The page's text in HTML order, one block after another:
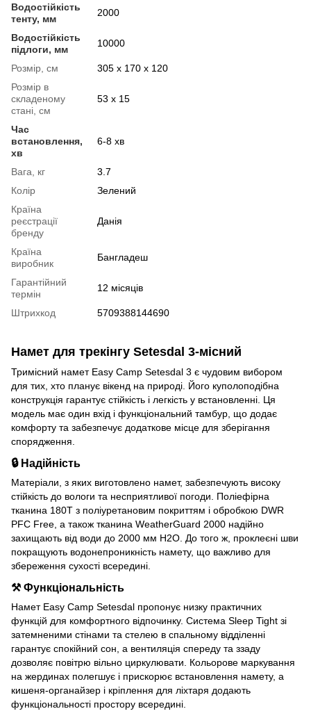
Водостійкість
тенту, мм
2000
Водостійкість
підлоги, мм
10000
Розмір, см
305 х 170 х 120
Розмір в
складеному
стані, см
53 х 15
Час
встановлення,
хв
6-8 хв
Вага, кг
3.7
Колір
Зелений
Країна
реєстрації
бренду
Данія
Країна
виробник
Бангладеш
Гарантійний
термін
12 місяців
Штрихкод 5709388144690
Намет для трекінгу Setesdal 3-місний
Тримісний намет Easy Camp Setesdal 3 є чудовим вибором
для тих, хто планує вікенд на природі. Його куполоподібна
конструкція гарантує стійкість і легкість у встановленні. Ця
модель має один вхід і функціональний тамбур, що додає
комфорту та забезпечує додаткове місце для зберігання
спорядження.
🔒 Надійність
Матеріали, з яких виготовлено намет, забезпечують високу
стійкість до вологи та несприятливої погоди. Поліефірна
тканина 180T з поліуретановим покриттям і обробкою DWR
PFC Free, а також тканина WeatherGuard 2000 надійно
захищають від води до 2000 мм H2O. До того ж, проклеєні шви
покращують водонепроникність намету, що важливо для
збереження сухості всередині.
⚒︎ Функціональність
Намет Easy Camp Setesdal пропонує низку практичних
функцій для комфортного відпочинку. Система Sleep Tight зі
затемненими стінами та стелею в спальному відділенні
гарантує спокійний сон, а вентиляція спереду та ззаду
дозволяє повітрю вільно циркулювати. Кольорове маркування
на жердинах полегшує і прискорює встановлення намету, а
кишеня-органайзер і кріплення для ліхтаря додають
функціональності простору всередині.